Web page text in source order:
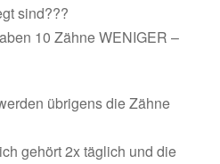
sind???
10 Zähne WENIGER –
übrigens die Zähne
gehört 2x täglich und die